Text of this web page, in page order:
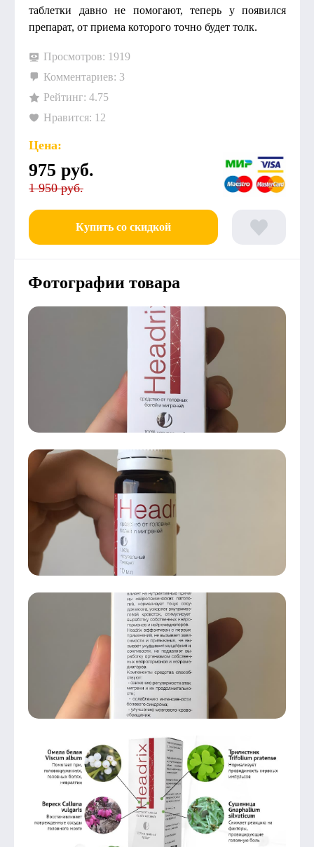
таблетки давно не помогают, теперь у появился
препарат, от приема которого точно будет толк.
Просмотров: 1919
Комментариев: 3
Рейтинг: 4.75
Нравится: 12
Цена:
975 руб.
1 950 руб.
Купить со скидкой
Фотографии товара